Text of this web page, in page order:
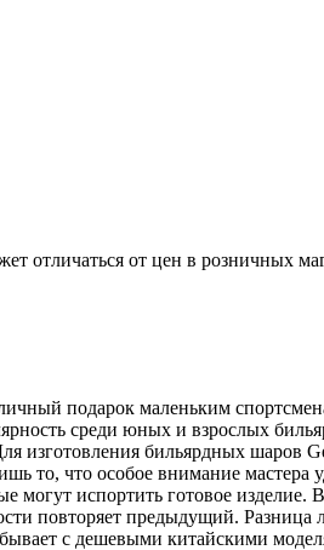
отличаться от цен в розничных
подарок маленьким
среди юных и взрослых
изготовления бильярдных шаров
то, что особое внимание
могут испортить готовое
повторяет предыдущий.
с дешевыми китайскими